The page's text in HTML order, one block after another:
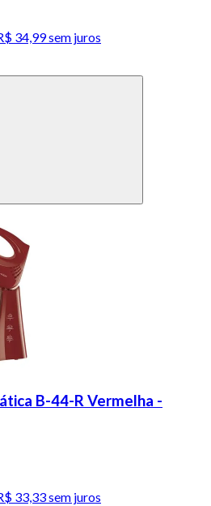
34,99 sem juros
B-44-R Vermelha -
33,33 sem juros